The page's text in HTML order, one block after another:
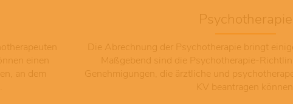
einen
an dem
Psychotherapie
Die Abrechnung der Psychotherapie bringt
Maßgebend sind die Psychotherapie-
Genehmigungen, die ärztliche und
KV beantragen können.